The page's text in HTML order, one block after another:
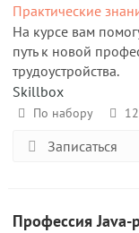
Практические
На курсе вам
путь к новой
трудоустройства.
Skillbox
По набору
Записаться
Профессия Java-